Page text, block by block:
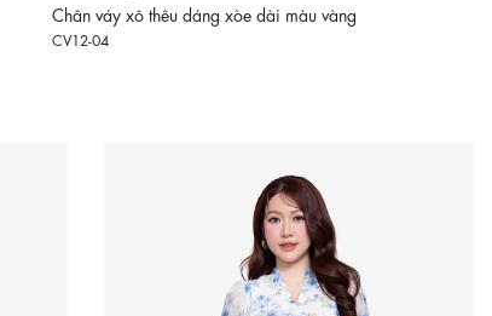
Chân váy xô thêu dáng xòe dài màu vàng
CV12-04